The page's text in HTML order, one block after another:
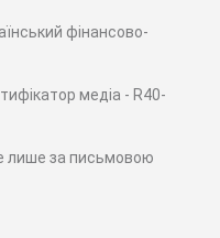
фінансово-
медіа - R40-
лише за письмовою